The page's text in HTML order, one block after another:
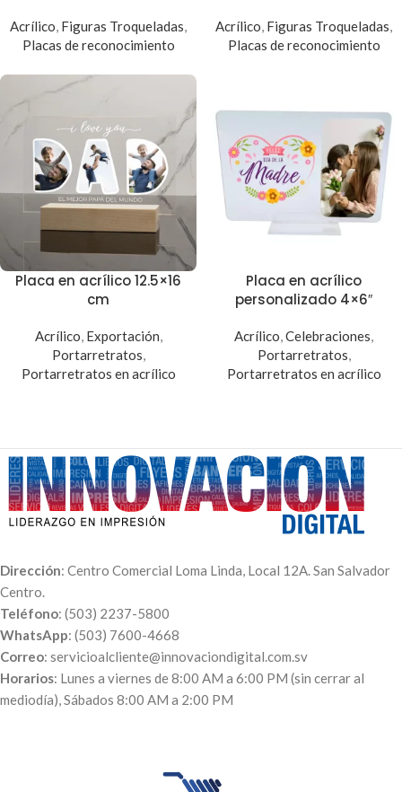
Acrílico, Figuras Troqueladas,
Placas de reconocimiento
Acrílico, Figuras Troqueladas,
Placas de reconocimiento
Placa en acrílico 12.5×16
cm
Acrílico, Exportación,
Portarretratos,
Portarretratos en acrílico
Placa en acrílico
personalizado 4×6″
Acrílico,Celebraciones,
Portarretratos,
Portarretratos en acrílico
Dirección: Centro Comercial Loma Linda, Local 12A. San Salvador
Centro.
Teléfono: (503) 2237-5800
WhatsApp: (503) 7600-4668
Correo: servicioalcliente@innovaciondigital.com.sv
Horarios: Lunes a viernes de 8:00 AM a 6:00 PM (sin cerrar al
mediodía), Sábados 8:00 AM a 2:00 PM